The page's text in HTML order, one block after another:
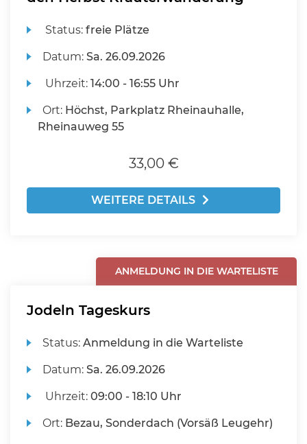
Status:freie Plätze
Datum:Sa. 26.09.2026
Uhrzeit:14:00 - 16:55 Uhr
Ort: Höchst, Parkplatz Rheinauhalle,
Rheinauweg 55
33,00 €
WEITERE DETAILS
ANMELDUNG IN DIE WARTELISTE
Jodeln Tageskurs
Status:Anmeldung in die Warteliste
Datum:Sa. 26.09.2026
Uhrzeit:09:00 - 18:10 Uhr
Ort: Bezau, Sonderdach (Vorsäß Leugehr)